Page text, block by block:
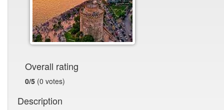
Overall rating
0/5 (0 votes)
Description